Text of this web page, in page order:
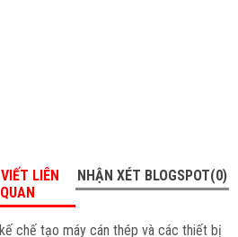
LIÊN
QUAN
NHẬN XÉT BLOGSPOT(0)
chế tạo máy cán thép và các thiết bị